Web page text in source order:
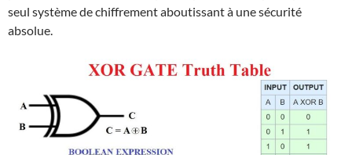
seul système de chiffrement aboutissant à une sécurité
absolue.